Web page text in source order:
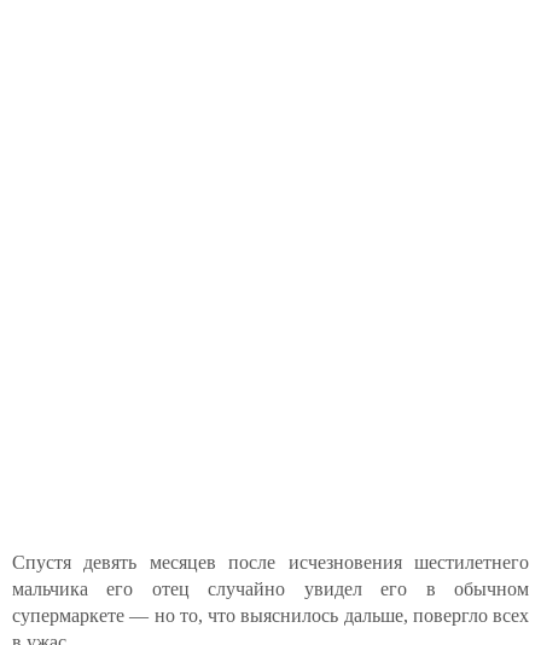
Спустя девять месяцев после исчезновения шестилетнего
мальчика его отец случайно увидел его в обычном
супермаркете — но то, что выяснилось дальше, повергло всех